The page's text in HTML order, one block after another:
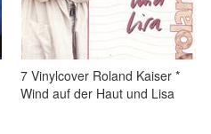
7 Vinylcover Roland Kaiser *
Wind auf der Haut und Lisa